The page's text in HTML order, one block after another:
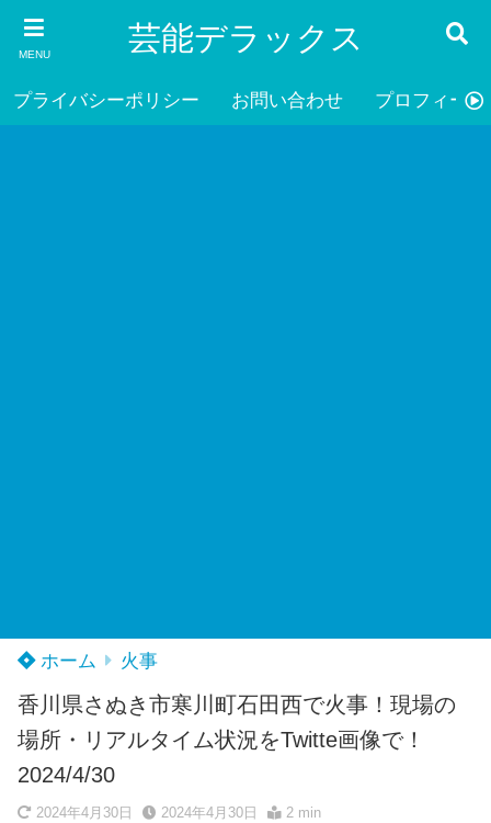
MENU 芸能デラックス
プライバシーポリシー お問い合わせ プロフィール
ホーム 火事
香川県さぬき市寒川町石田西で火事！現場の
場所・リアルタイム状況をTwitte画像で！
2024/4/30
2024年4月30日 2024年4月30日 2 min